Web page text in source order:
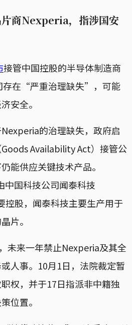
商Nexperia，指涉国安
接管中国控股的半导体制造商
存在“严重治理缺失”，可能
安全。
的治理缺失，政府启
Availability Act）接管公
能供应关键技术产品。
中国科技公司闻泰科技
控股，闻泰科技主要生产用于
片。
未来一年禁止Nexperia及其全
人事。10月1日，法院裁定暂
权，并于17日指派非中籍独
位置。